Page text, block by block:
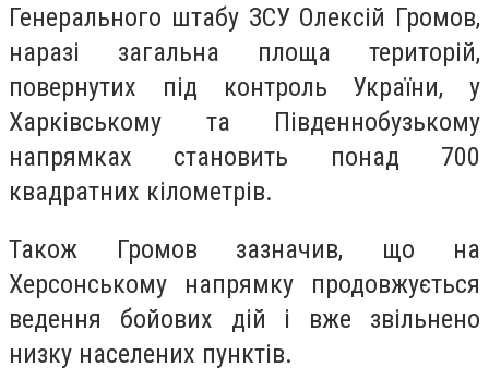
Генерального штабу ЗСУ Олексій Громов,
наразі загальна площа територій,
повернутих під контроль України, у
Харківському та Південнобузькому
напрямках становить понад 700
квадратних кілометрів.
Також Громов зазначив, що на
Херсонському напрямку продовжується
ведення бойових дій і вже звільнено
низку населених пунктів.